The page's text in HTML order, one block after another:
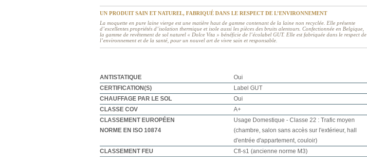
UN PRODUIT SAIN ET NATUREL, FABRIQUÉ DANS LE RESPECT DE L’ENVIRONNEMENT
La moquette en pure laine vierge est une matière haut de gamme contenant de la laine non recyclée. Elle présente
d’excellentes propriétés d’isolation thermique et isole aussi les pièces des bruits alentours. Confectionnée en Belgique,
la gamme de revêtement de sol naturel « Dolce Vita » bénéficie de l’écolabel GUT. Elle est fabriquée dans le respect de
l’environnement et de la santé, pour un nouvel art de vivre sain et responsable.
ANTISTATIQUE
Oui
CERTIFICATION(S)
Label GUT
CHAUFFAGE PAR LE SOL
Oui
CLASSE COV
A+
CLASSEMENT EUROPÉEN
NORME EN ISO 10874
Usage Domestique - Classe 22 : Trafic moyen
(chambre, salon sans accès sur l'extérieur, hall
d'entrée d'appartement, couloir)
CLASSEMENT FEU
Cfl-s1 (ancienne norme M3)